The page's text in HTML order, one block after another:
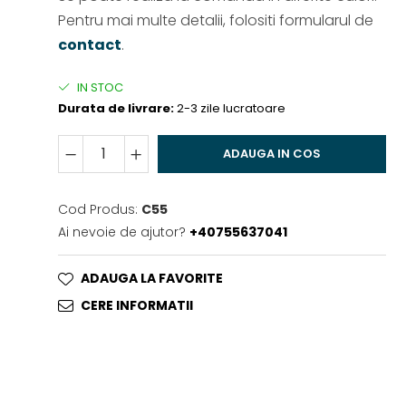
Pentru mai multe detalii, folositi formularul de
contact.
IN STOC
Durata de livrare:2-3 zile lucratoare
ADAUGA IN COS
Cod Produs: C55
Ai nevoie de ajutor? +40755637041
ADAUGA LA FAVORITE
CERE INFORMATII